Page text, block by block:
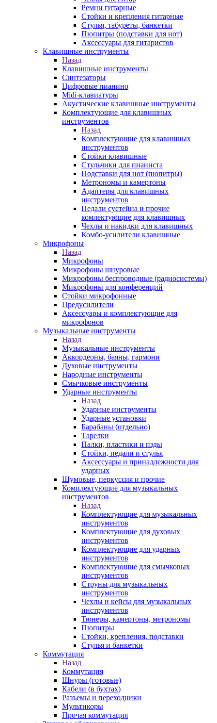
Ремни гитарные
Стойки и крепления гитарные
Стулья, табуреты, банкетки
Пюпитры (подставки для нот)
Аксессуары для гитаристов
Клавишные инструменты
Назад
Клавишные инструменты
Синтезаторы
Цифровые пианино
Midi-клавиатуры
Акустические клавишные инструменты
Комплектующие для клавишных
инструментов
Назад
Комплектующие для клавишных
инструментов
Стойки клавишные
Стульчики для пианиста
Подставки для нот (пюпитры)
Метрономы и камертоны
Адаптеры для клавишных
инструментов
Педали сустейна и прочие
комлектующие для клавишных
Чехлы и накидки для клавишных
Комбо-усилители клавишные
Микрофоны
Назад
Микрофоны
Микрофоны шнуровые
Микрофоны беспроводные (радиосистемы)
Микрофоны для конференций
Стойки микрофонные
Предусилители
Аксессуары и комплектующие для
микрофонов
Музыкальные инструменты
Назад
Музыкальные инструменты
Аккордеоны, баяны, гармони
Духовые инструменты
Народные инструменты
Смычковые инструменты
Ударные инструменты
Назад
Ударные инструменты
Ударные установки
Барабаны (отдельно)
Тарелки
Палки, пластики и пэды
Стойки, педали и стулья
Аксессуары и принадлежности для
ударных
Шумовые, перкуссия и прочие
Комплектующие для музыкальных
инструментов
Назад
Комплектующие для музыкальных
инструментов
Комплектующие для духовых
инструментов
Комплектующие для ударных
инструментов
Комплектующие для смычковых
инструментов
Струны для музыкальных
инструментов
Чехлы и кейсы для музыкальных
инструментов
Тюнеры, камертоны, метрономы
Пюпитры
Стойки, крепления, подставки
Стулья и банкетки
Коммутация
Назад
Коммутация
Шнуры (готовые)
Кабели (в бухтах)
Разъемы и переходники
Мультикоры
Прочая коммутация